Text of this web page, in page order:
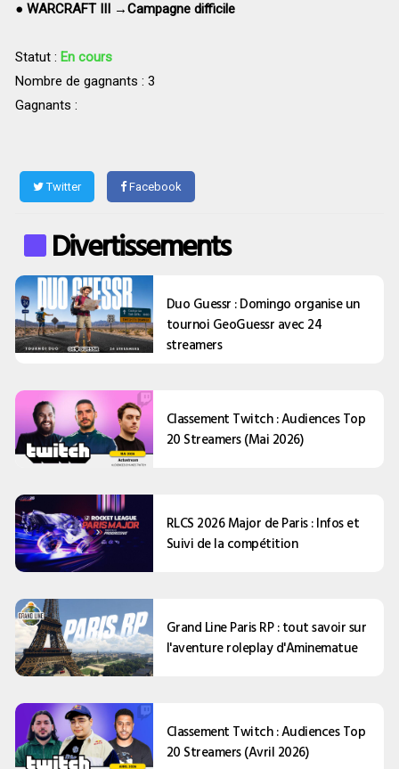
● WARCRAFT III →Campagne difficile
Statut : En cours
Nombre de gagnants : 3
Gagnants :
Twitter Facebook
Divertissements
Duo Guessr : Domingo organise un
tournoi GeoGuessr avec 24
streamers
Classement Twitch : Audiences Top
20 Streamers (Mai 2026)
RLCS 2026 Major de Paris : Infos et
Suivi de la compétition
Grand Line Paris RP : tout savoir sur
l'aventure roleplay d'Aminematue
Classement Twitch : Audiences Top
20 Streamers (Avril 2026)